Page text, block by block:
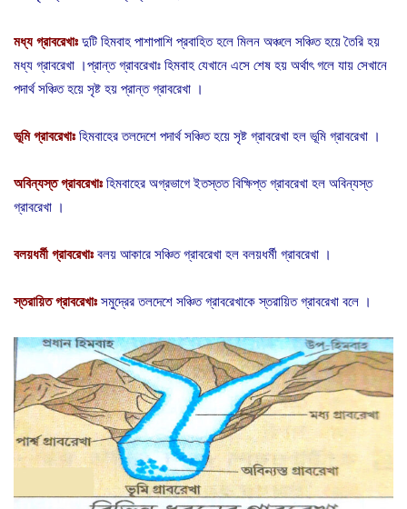
মধ্য গ্রাবরেখাঃ দুটি হিমবাহ পাশাপাশি প্রবাহিত হলে মিলন অঞ্চলে সঞ্চিত হয়ে তৈরি হয়
মধ্য গ্রাবরেখা ।প্রান্ত গ্রাবরেখাঃ হিমবাহ যেখানে এসে শেষ হয় অর্থাৎ গলে যায় সেখানে
পদার্থ সঞ্চিত হয়ে সৃষ্ট হয় প্রান্ত গ্রাবরেখা ।
ভূমি গ্রাবরেখাঃ হিমবাহের তলদেশে পদার্থ সঞ্চিত হয়ে সৃষ্ট গ্রাবরেখা হল ভূমি গ্রাবরেখা ।
অবিন্যস্ত গ্রাবরেখাঃ হিমবাহের অগ্রভাগে ইতস্তত বিক্ষিপ্ত গ্রাবরেখা হল অবিন্যস্ত
গ্রাবরেখা ।
বলয়ধর্মী গ্রাবরেখাঃ বলয় আকারে সঞ্চিত গ্রাবরেখা হল বলয়ধর্মী গ্রাবরেখা ।
স্তরায়িত গ্রাবরেখাঃ সমুদ্রের তলদেশে সঞ্চিত গ্রাবরেখাকে স্তরায়িত গ্রাবরেখা বলে ।